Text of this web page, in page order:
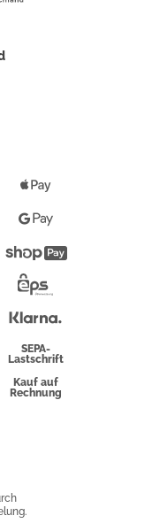
Pay
Google
Pay
Überweisung
SEPA-
Lastschrift
Kauf auf
Rechnung